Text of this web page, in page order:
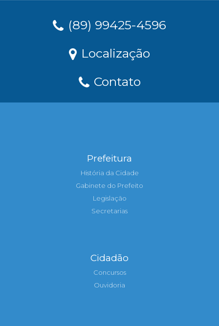
(89) 99425-4596
Localização
Contato
Prefeitura
História da Cidade
Gabinete do Prefeito
Legislação
Secretarias
Cidadão
Concursos
Ouvidoria